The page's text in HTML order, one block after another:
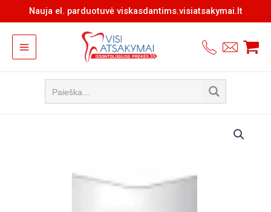
prie
turinio
Nauja el. parduotuvė viskasdantims.visiatsakymai.lt